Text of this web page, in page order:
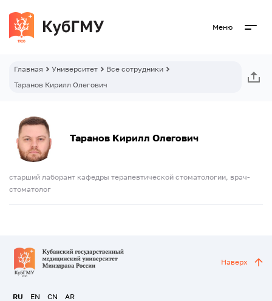
Меню
Главная Университет
Все сотрудники
Таранов Кирилл Олегович
Таранов Кирилл Олегович
старший лаборант кафедры терапевтической стоматологии, врач-
стоматолог
RU EN CN AR
Наверх